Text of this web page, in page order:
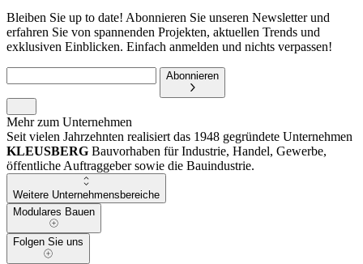
Bleiben Sie up to date! Abonnieren Sie unseren Newsletter und
erfahren Sie von spannenden Projekten, aktuellen Trends und
exklusiven Einblicken. Einfach anmelden und nichts verpassen!
Abonnieren
Mehr zum Unternehmen
Seit vielen Jahrzehnten realisiert das 1948 gegründete Unternehmen
KLEUSBERG Bauvorhaben für Industrie, Handel, Gewerbe,
öffentliche Auftraggeber sowie die Bauindustrie.
Weitere Unternehmensbereiche
Modulares Bauen
Folgen Sie uns